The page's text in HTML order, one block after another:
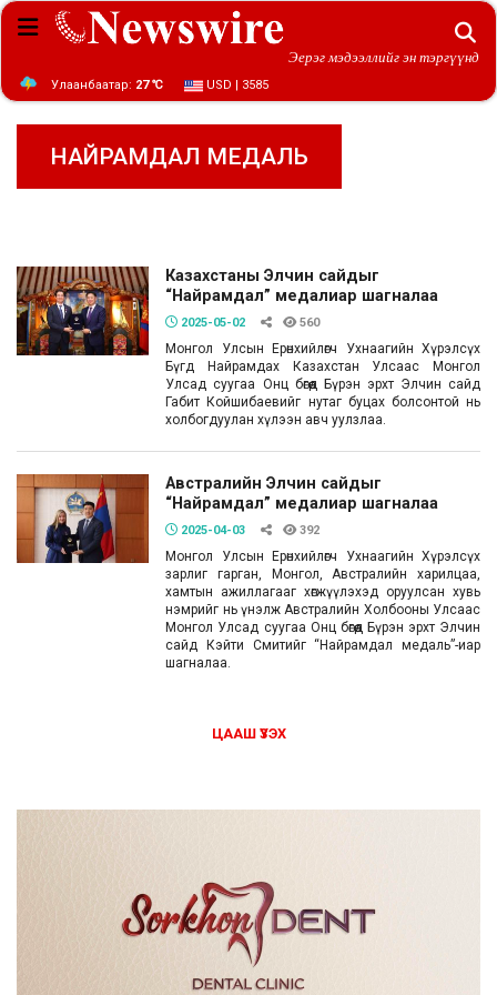
Эерэг мэдээллийг эн тэргүүнд
Улаанбаатар: 27 ℃ USD | 3585
НАЙРАМДАЛ МЕДАЛЬ
Казахстаны Элчин сайдыг
“Найрамдал” медалиар шагналаа
2025-05-02 560
Монгол Улсын Ерөнхийлөгч Ухнаагийн Хүрэлсүх
Бүгд Найрамдах Казахстан Улсаас Монгол
Улсад суугаа Онц бөгөөд Бүрэн эрхт Элчин сайд
Габит Койшибаевийг нутаг буцах болсонтой нь
холбогдуулан хүлээн авч уулзлаа.
Австралийн Элчин сайдыг
“Найрамдал” медалиар шагналаа
2025-04-03 392
Монгол Улсын Ерөнхийлөгч Ухнаагийн Хүрэлсүх
зарлиг гарган, Монгол, Австралийн харилцаа,
хамтын ажиллагааг хөгжүүлэхэд оруулсан хувь
нэмрийг нь үнэлж Австралийн Холбооны Улсаас
Монгол Улсад суугаа Онц бөгөөд Бүрэн эрхт Элчин
сайд Кэйти Смитийг “Найрамдал медаль”-иар
шагналаа.
ЦААШ ҮЗЭХ